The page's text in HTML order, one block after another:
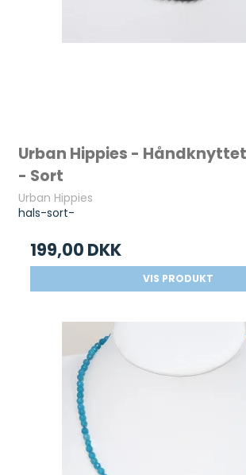
Urban Hippies -
- Sort
Urban Hippies
hals-sort-
199,00 DKK
VIS PRODUKT